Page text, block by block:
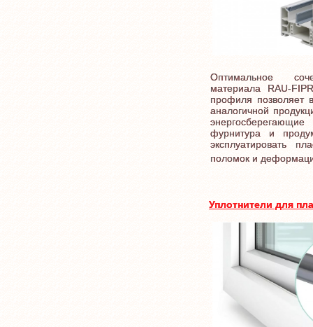
Оптимальное
материала RAU-
профиля позволяет
аналогичной
фурнитура и
эксплуатировать
поломок и
Уплотнители для